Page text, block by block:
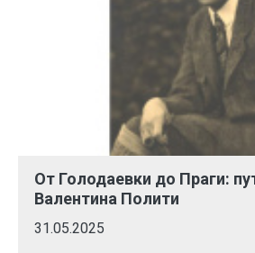
От Голодаевки до Праги:
Валентина Полити
31.05.2025